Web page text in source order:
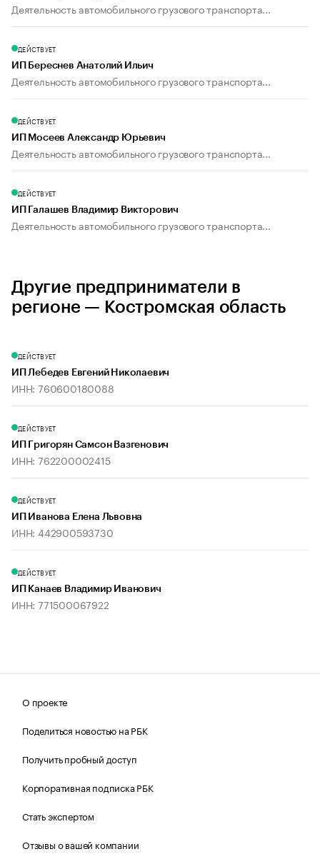
Деятельность автомобильного грузового транспорта...
ДЕЙСТВУЕТ
ИП Береснев Анатолий Ильич
Деятельность автомобильного грузового транспорта...
ДЕЙСТВУЕТ
ИП Мосеев Александр Юрьевич
Деятельность автомобильного грузового транспорта...
ДЕЙСТВУЕТ
ИП Галашев Владимир Викторович
Деятельность автомобильного грузового транспорта...
Другие предприниматели в
регионе — Костромская область
ДЕЙСТВУЕТ
ИП Лебедев Евгений Николаевич
ИНН: 760600180088
ДЕЙСТВУЕТ
ИП Григорян Самсон Вазгенович
ИНН: 762200002415
ДЕЙСТВУЕТ
ИП Иванова Елена Львовна
ИНН: 442900593730
ДЕЙСТВУЕТ
ИП Канаев Владимир Иванович
ИНН: 771500067922
О проекте
Поделиться новостью на РБК
Получить пробный доступ
Корпоративная подписка РБК
Стать экспертом
Отзывы о вашей компании